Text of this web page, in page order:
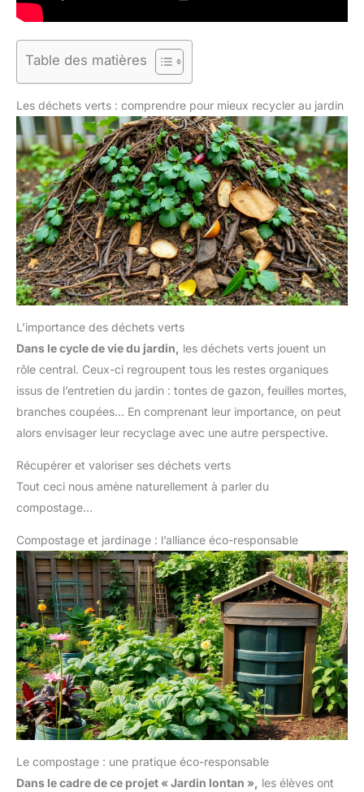
Table des matières
Les déchets verts : comprendre pour mieux recycler au jardin
L’importance des déchets verts
Dans le cycle de vie du jardin, les déchets verts jouent un
rôle central. Ceux-ci regroupent tous les restes organiques
issus de l’entretien du jardin : tontes de gazon, feuilles mortes,
branches coupées… En comprenant leur importance, on peut
alors envisager leur recyclage avec une autre perspective.
Récupérer et valoriser ses déchets verts
Tout ceci nous amène naturellement à parler du
compostage…
Compostage et jardinage : l’alliance éco-responsable
Le compostage : une pratique éco-responsable
Dans le cadre de ce projet « Jardin lontan », les élèves ont